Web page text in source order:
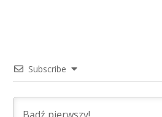
Subscribe